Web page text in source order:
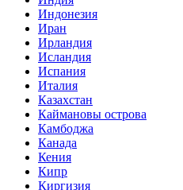
Индонезия
Иран
Ирландия
Исландия
Испания
Италия
Казахстан
Каймановы острова
Камбоджа
Канада
Кения
Кипр
Киргизия